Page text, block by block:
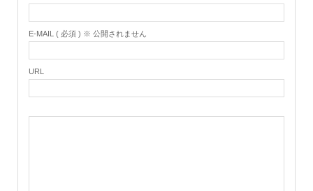
E-MAIL ( 必須 ) ※ 公開されません
URL